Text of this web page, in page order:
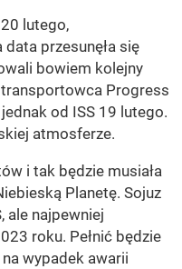
lutego,
przesunęła się
bowiem kolejny
Progress
od ISS 19 lutego.
atmosferze.
i tak będzie musiała
Planetę. Sojuz
ale najpewniej
roku. Pełnić będzie
wypadek awarii